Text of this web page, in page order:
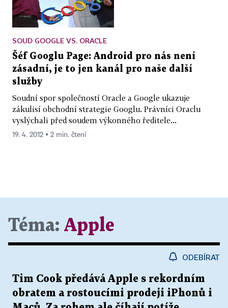
SOUD GOOGLE VS. ORACLE
Šéf Googlu Page: Android pro nás není
zásadní, je to jen kanál pro naše další
služby
Soudní spor společností Oracle a Google ukazuje
zákulisí obchodní strategie Googlu. Právníci Oraclu
vyslýchali před soudem výkonného ředitele...
19. 4. 2012 ▪ 2 min. čtení
Téma: Apple
ODEBÍRAT
Tim Cook předává Apple s rekordním
obratem a rostoucími prodeji iPhonů i